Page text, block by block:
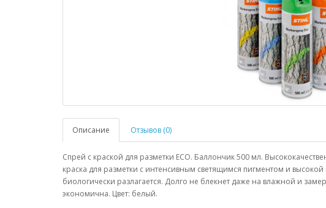
Описание Отзывов (0)
Спрей с краской для разметки ECO. Баллончик 500 мл.
краска для разметки с интенсивным светящимся пигментом и
биологически разлагается. Долго не блекнет даже на влажной и
экономична. Цвет: белый.